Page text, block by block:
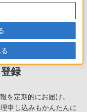
録
を定期的にお届け。
申し込みもかんたんに